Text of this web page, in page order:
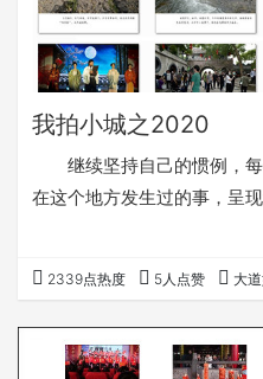
我拍小城之2020
继续坚持自己的惯例，每
在这个地方发生过
2339点热度 5人点赞 大